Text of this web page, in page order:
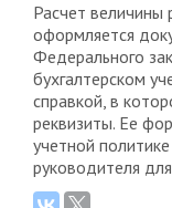
Расчет величины
оформляется
Федерального
бухгалтерском
справкой, в
реквизиты. Ее
учетной
руководителя